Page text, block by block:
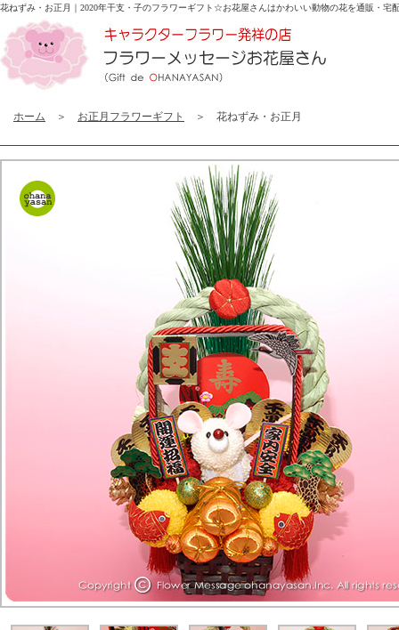
花ねずみ・お正月｜2020年干支・子のフラワーギフト☆お花屋さんはかわいい動物の花を通販・宅
ホーム ＞ お正月フラワーギフト ＞ 花ねずみ・お正月